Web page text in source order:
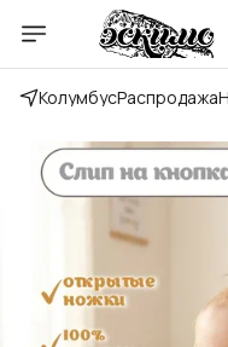
КолумбусРаспродажа